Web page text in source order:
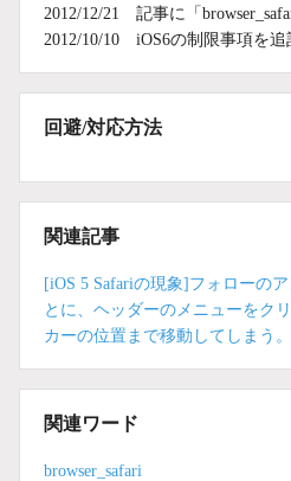
2012/12/21 記事に「
2012/10/10 iOS6の制限事項を追
回避/対応方法
関連記事
[iOS 5 Safariの現象]フォローの
とに、ヘッダーのメニューをク
カーの位置まで移動してしまう。
関連ワード
browser_safari